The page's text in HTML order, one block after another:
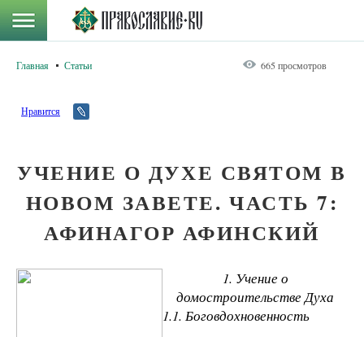
Главная Статьи 665 просмотров
Нравится
УЧЕНИЕ О ДУХЕ СВЯТОМ В
НОВОМ ЗАВЕТЕ. ЧАСТЬ 7:
АФИНАГОР АФИНСКИЙ
1. Учение о
домостроительстве Духа
1.1. Боговдохновенность